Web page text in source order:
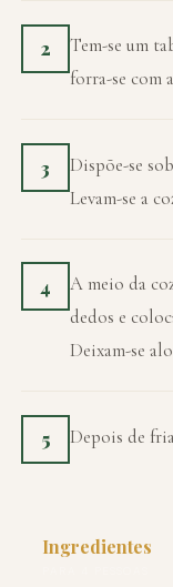
2
Tem-se um
forra-se com
3
Dispõe-se
Levam-se a
4
A meio da
dedos e
Deixam-se
5 Depois de
Ingredientes